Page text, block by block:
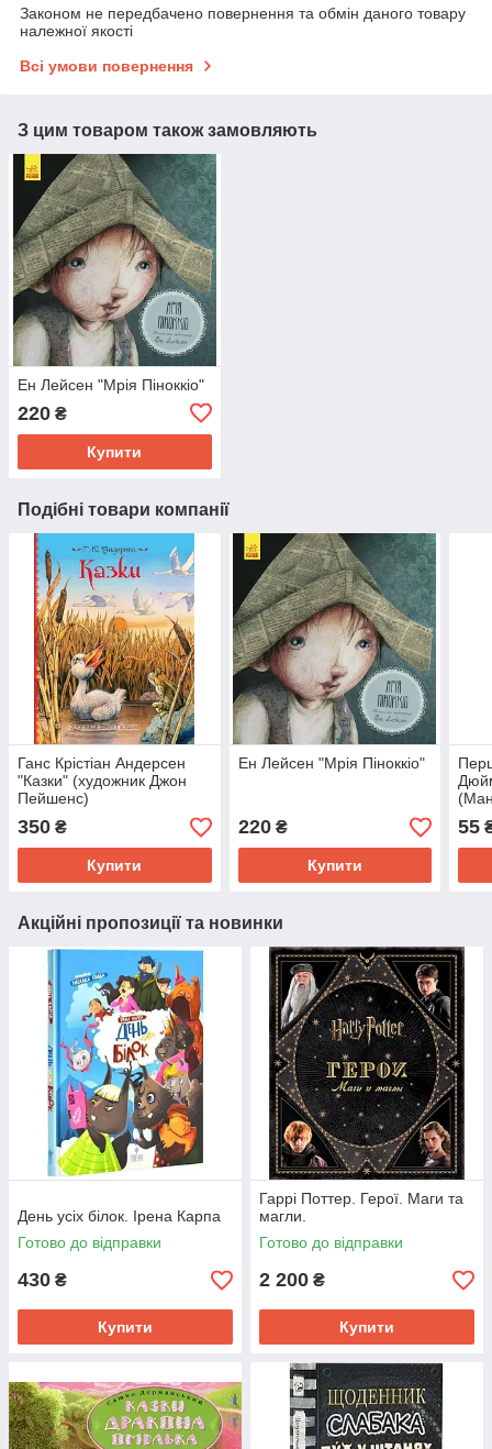
Законом не передбачено повернення та обмін даного товару
належної якості
Всі умови повернення
З цим товаром також замовляють
Ен Лейсен "Мрія Піноккіо"
220 ₴
Купити
Подібні товари компанії
Ганс Крістіан Андерсен
"Казки" (художник Джон
Пейшенс)
350 ₴
Купити
Ен Лейсен "Мрія Піноккіо"
220₴
Купити
55
Акційні пропозиції та новинки
День усіх білок. Ірена Карпа
Готово до відправки
430 ₴
Купити
Гаррі Поттер. Герої. Маги та
магли.
Готово до відправки
2 200 ₴
Купити